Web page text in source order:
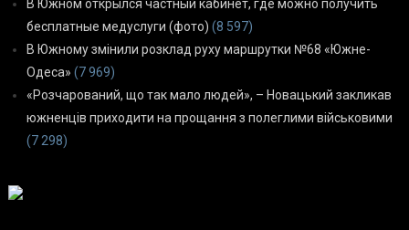
В Южном открылся частный кабинет, где можно получить
бесплатные медуслуги (фото) (8 597)
В Южному змінили розклад руху маршрутки №68 «Южне-
Одеса» (7 969)
«Розчарований, що так мало людей», – Новацький закликав
южненців приходити на прощання з полеглими військовими
(7 298)